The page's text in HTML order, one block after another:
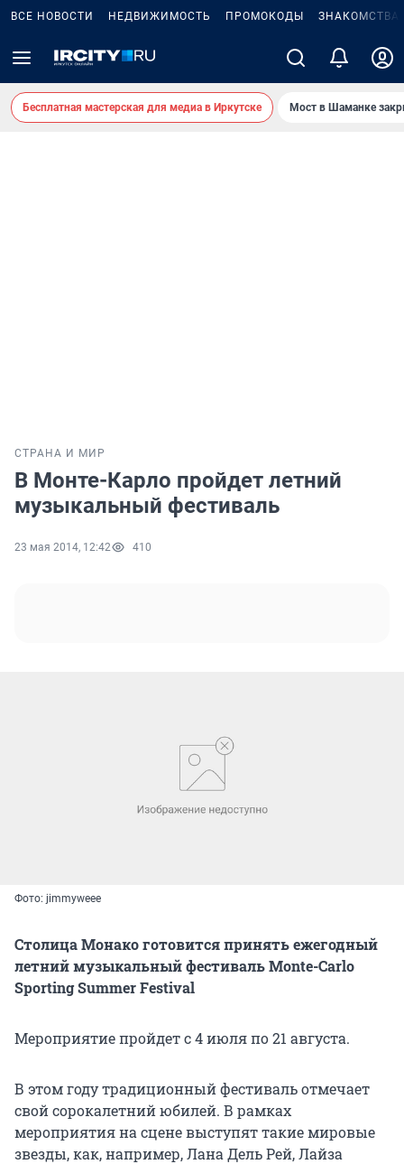
ВСЕ НОВОСТИ НЕДВИЖИМОСТЬ ПРОМОКОДЫ ЗНАКОМСТВА
Бесплатная мастерская для медиа в Иркутске Мост в Шаманке
СТРАНА И МИР
В Монте-Карло пройдет летний
музыкальный фестиваль
23 мая 2014, 12:42 410
Фото: jimmyweee
Столица Монако готовится принять ежегодный
летний музыкальный фестиваль Monte-Carlo
Sporting Summer Festival
Мероприятие пройдет с 4 июля по 21 августа.
В этом году традиционный фестиваль отмечает
свой сорокалетний юбилей. В рамках
мероприятия на сцене выступят такие мировые
звезды, как, например, Лана Дель Рей, Лайза